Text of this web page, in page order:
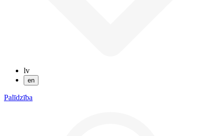
lv
en
Palīdzība